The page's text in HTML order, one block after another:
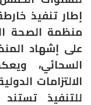
إطار تنفيذ
منظمة الصحة
على إشهاد
السحائي،
الالتزامات
للتنفيذ